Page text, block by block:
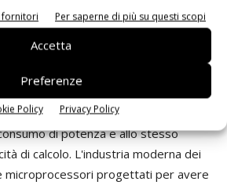
fornitori Per saperne di più su questi scopi
Accetta
Preferenze
Policy Privacy Policy
causa del differente background, per
che deve utilizzare una
sub-GHz, l’impiego di questi
sicuramente una sfida.
ha bisogno di processori a un costo
di potenza e allo stesso
di calcolo. L'industria moderna dei
microprocessori progettati per avere